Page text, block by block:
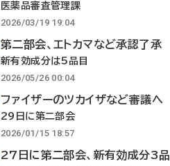
医薬品審査管理課
2026/03/19 19:04
第二部会、エトカマなど承認了承
新有効成分は5品目
2026/05/26 00:04
ファイザーのツカイザなど審議へ
29日に第二部会
2026/01/15 18:57
27日に第二部会、新有効成分3